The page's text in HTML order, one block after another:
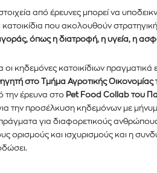
από έρευνες μπορεί να
κατοικίδια που ακολουθούν
όπως η διατροφή, η υγεία, η
οι κηδεμόνες κατοικίδιων
στο Τμήμα Αγροτικής Οικονομίας
την έρευνα στο Pet Food Collab του
την προσέλκυση κηδεμόνων με μήνυμα
για διαφορετικούς
ορισμούς και ισχυρισμούς και η